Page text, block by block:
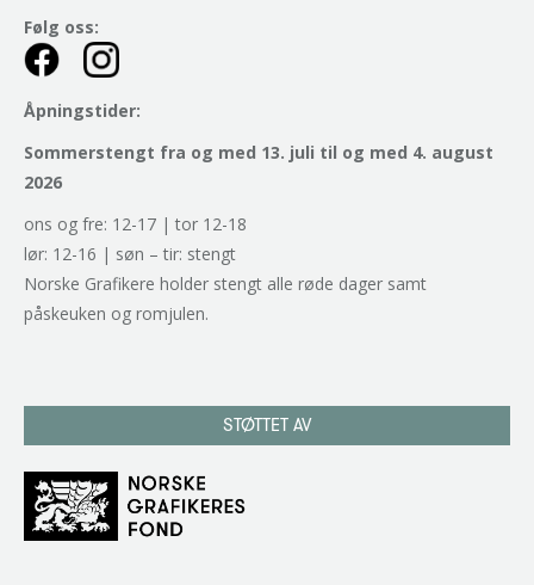
Følg oss:
Åpningstider:
Sommerstengt fra og med 13. juli til og med 4. august
2026
ons og fre: 12-17 | tor 12-18
lør: 12-16 | søn – tir: stengt
Norske Grafikere holder stengt alle røde dager samt
påskeuken og romjulen.
STØTTET AV